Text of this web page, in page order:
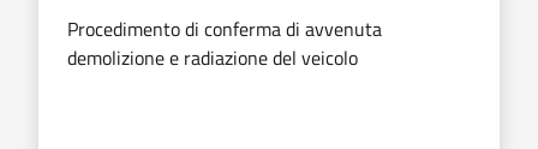
Procedimento di conferma di avvenuta
demolizione e radiazione del veicolo